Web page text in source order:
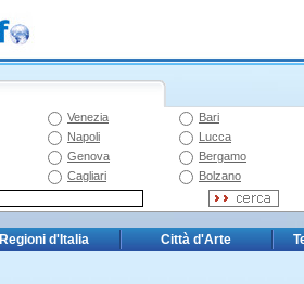
Venezia
Bari
Napoli
Lucca
Genova
Bergamo
Cagliari
Bolzano
Regioni d'Italia Città d'Arte